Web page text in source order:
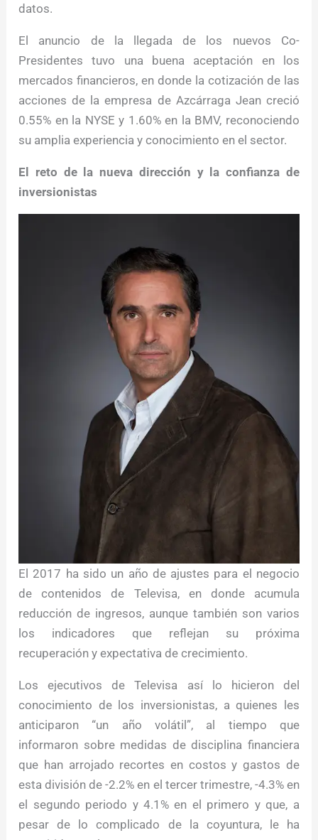
datos.
El anuncio de la llegada de los nuevos Co-
Presidentes tuvo una buena aceptación en los
mercados financieros, en donde la cotización de las
acciones de la empresa de Azcárraga Jean creció
0.55% en la NYSE y 1.60% en la BMV, reconociendo
su amplia experiencia y conocimiento en el sector.
El reto de la nueva dirección y la confianza de
inversionistas
El 2017 ha sido un año de ajustes para el negocio
de contenidos de Televisa, en donde acumula
reducción de ingresos, aunque también son varios
los indicadores que reflejan su próxima
recuperación y expectativa de crecimiento.
Los ejecutivos de Televisa así lo hicieron del
conocimiento de los inversionistas, a quienes les
anticiparon “un año volátil”, al tiempo que
informaron sobre medidas de disciplina financiera
que han arrojado recortes en costos y gastos de
esta división de -2.2% en el tercer trimestre, -4.3% en
el segundo periodo y 4.1% en el primero y que, a
pesar de lo complicado de la coyuntura, le ha